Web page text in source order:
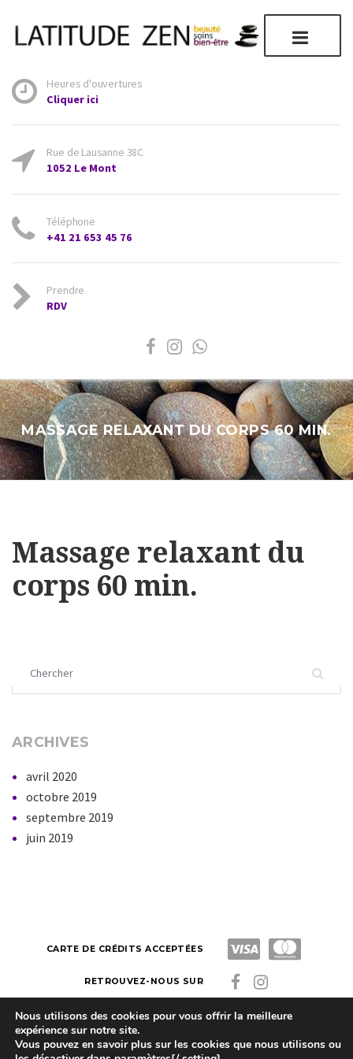
Heures d'ouvertures
Cliquer ici
Rue de Lausanne 38C
1052 Le Mont
Téléphone
+41 21 653 45 76
Prendre
RDV
MASSAGE RELAXANT DU CORPS 60 MIN.
Massage relaxant du
corps 60 min.
ARCHIVES
avril 2020
octobre 2019
septembre 2019
juin 2019
CARTE DE CRÉDITS ACCEPTÉES
RETROUVEZ-NOUS SUR
Latitude ZenMade by Kazuko. Copyright © 2023
Nous utilisons des cookies pour vous offrir la meilleure
expérience sur notre site.
Vous pouvez en savoir plus sur les cookies que nous utilisons ou